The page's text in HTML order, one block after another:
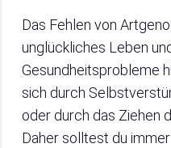
Das Fehlen von
unglückliches Leben
Gesundheitsprobleme
sich durch
oder durch das Ziehen
Daher solltest du